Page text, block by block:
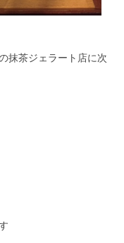
抹茶ジェラート店に次